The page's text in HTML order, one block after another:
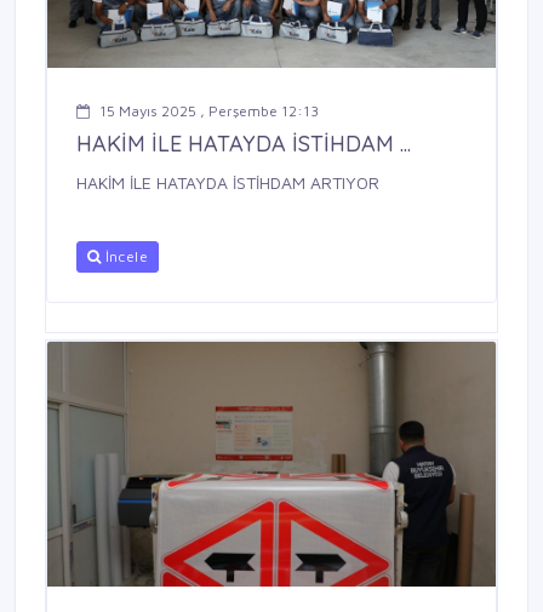
15 Mayıs 2025 , Perşembe 12:13
HAKİM İLE HATAYDA İSTİHDAM ...
HAKİM İLE HATAYDA İSTİHDAM ARTIYOR
İncele